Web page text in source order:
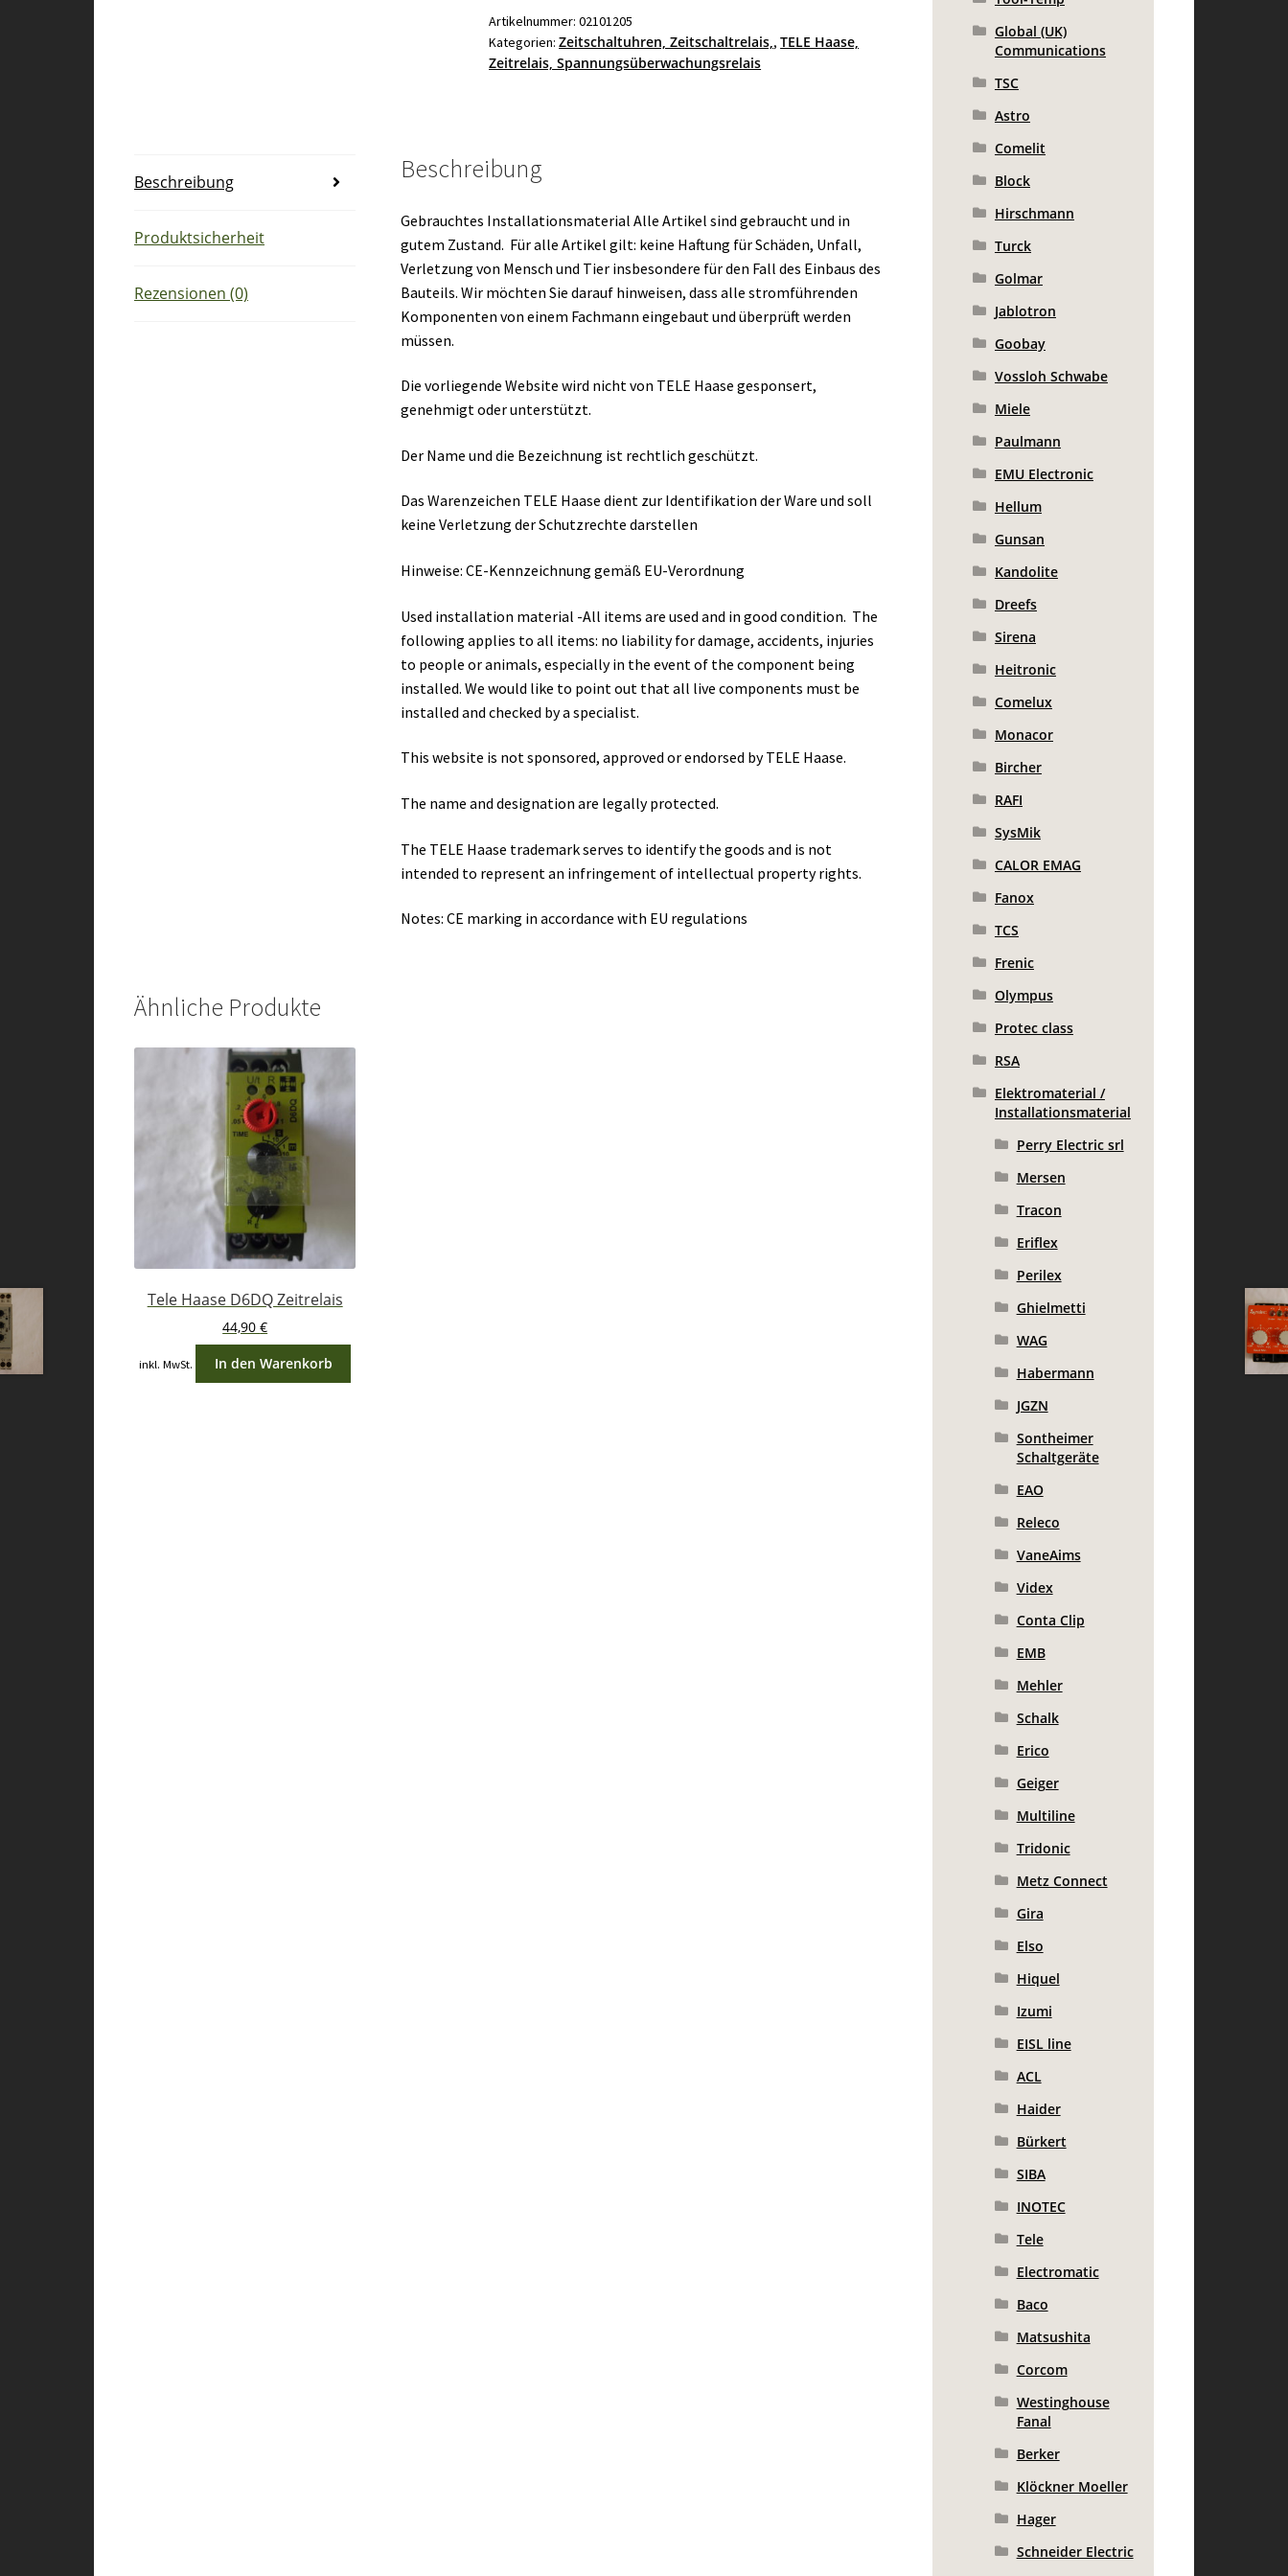
Menge
Artikelnummer:02101205
Kategorien:Zeitschaltuhren, Zeitschaltrelais,,TELE Haase,
Zeitrelais, Spannungsüberwachungsrelais
Beschreibung
Produktsicherheit
Rezensionen (0)
Beschreibung
Gebrauchtes Installationsmaterial Alle Artikel sind gebraucht und in
gutem Zustand. Für alle Artikel gilt: keine Haftung für Schäden, Unfall,
Verletzung von Mensch und Tier insbesondere für den Fall des Einbaus des
Bauteils. Wir möchten Sie darauf hinweisen, dass alle stromführenden
Komponenten von einem Fachmann eingebaut und überprüft werden
müssen.
Die vorliegende Website wird nicht von TELE Haase gesponsert,
genehmigt oder unterstützt.
Der Name und die Bezeichnung ist rechtlich geschützt.
Das Warenzeichen TELE Haase dient zur Identifikation der Ware und soll
keine Verletzung der Schutzrechte darstellen
Hinweise: CE-Kennzeichnung gemäß EU-Verordnung
Used installation material -All items are used and in good condition. The
following applies to all items: no liability for damage, accidents, injuries
to people or animals, especially in the event of the component being
installed. We would like to point out that all live components must be
installed and checked by a specialist.
This website is not sponsored, approved or endorsed by TELE Haase.
The name and designation are legally protected.
The TELE Haase trademark serves to identify the goods and is not
intended to represent an infringement of intellectual property rights.
Notes: CE marking in accordance with EU regulations
Ähnliche Produkte
Tele Haase D6DQ Zeitrelais
44,90€
inkl. MwSt. In den Warenkorb
Global (UK)
Communications
TSC
Astro
Comelit
Block
Hirschmann
Turck
Golmar
Jablotron
Goobay
Vossloh Schwabe
Miele
Paulmann
EMU Electronic
Hellum
Gunsan
Kandolite
Dreefs
Sirena
Heitronic
Comelux
Monacor
Bircher
RAFI
SysMik
CALOR EMAG
Fanox
TCS
Frenic
Olympus
Protec class
RSA
Elektromaterial /
Installationsmaterial
Perry Electric srl
Mersen
Tracon
Eriflex
Perilex
Ghielmetti
WAG
Habermann
JGZN
Sontheimer
Schaltgeräte
EAO
Releco
VaneAims
Videx
Conta Clip
EMB
Mehler
Schalk
Erico
Geiger
Multiline
Tridonic
Metz Connect
Gira
Elso
Hiquel
Izumi
EISL line
ACL
Haider
Bürkert
SIBA
INOTEC
Tele
Electromatic
Baco
Matsushita
Corcom
Westinghouse
Fanal
Berker
Klöckner Moeller
Hager
Schneider Electric